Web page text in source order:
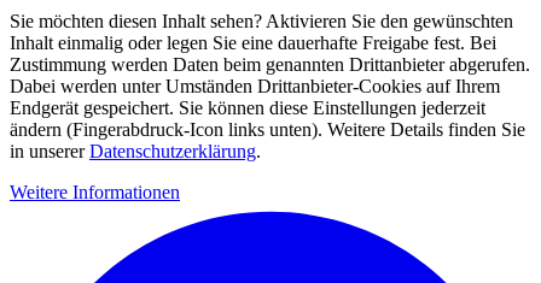
Sie möchten diesen Inhalt sehen? Aktivieren Sie den gewünschten
Inhalt einmalig oder legen Sie eine dauerhafte Freigabe fest. Bei
Zustimmung werden Daten beim genannten Drittanbieter abgerufen.
Dabei werden unter Umständen Drittanbieter-Cookies auf Ihrem
Endgerät gespeichert. Sie können diese Einstellungen jederzeit
ändern (Fingerabdruck-Icon links unten). Weitere Details finden Sie
in unsererDatenschutzerklärung.
Weitere Informationen